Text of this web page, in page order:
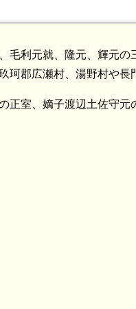
毛利元就、隆元、輝元
珂郡広瀬村、湯野村や長
正室、嫡子渡辺土佐守元